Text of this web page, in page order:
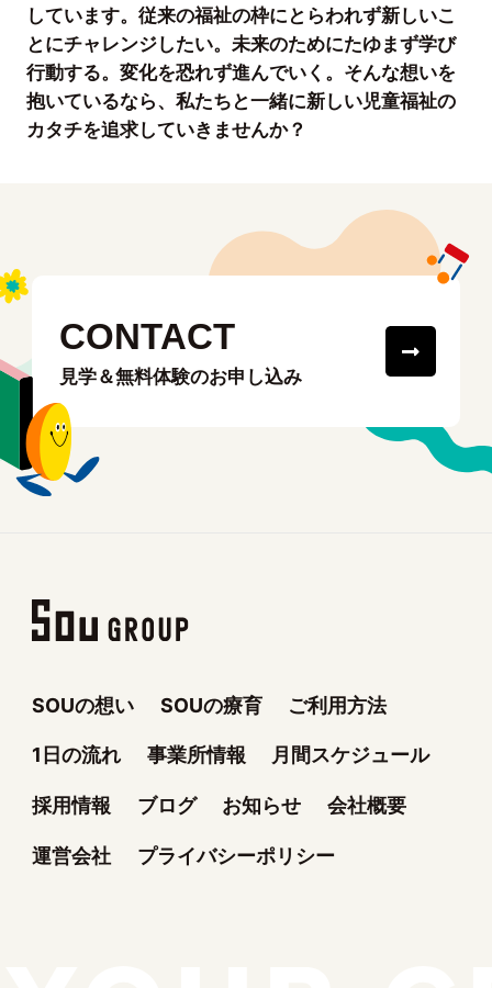
しています。従来の福祉の枠にとらわれず新しいこ
とにチャレンジしたい。未来のためにたゆまず学び
行動する。変化を恐れず進んでいく。そんな想いを
抱いているなら、私たちと一緒に新しい児童福祉の
カタチを追求していきませんか？
CONTACT
見学＆無料体験のお申し込み
SOUの想い SOUの療育 ご利用方法
1日の流れ 事業所情報 月間スケジュール
採用情報 ブログ お知らせ 会社概要
運営会社 プライバシーポリシー